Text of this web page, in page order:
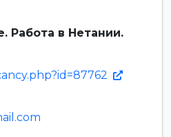
Работа в Нетании.